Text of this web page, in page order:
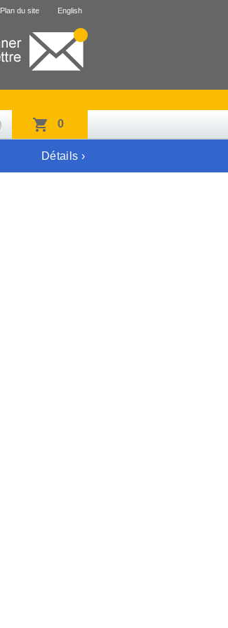
Plan du site English
0
Détails ›